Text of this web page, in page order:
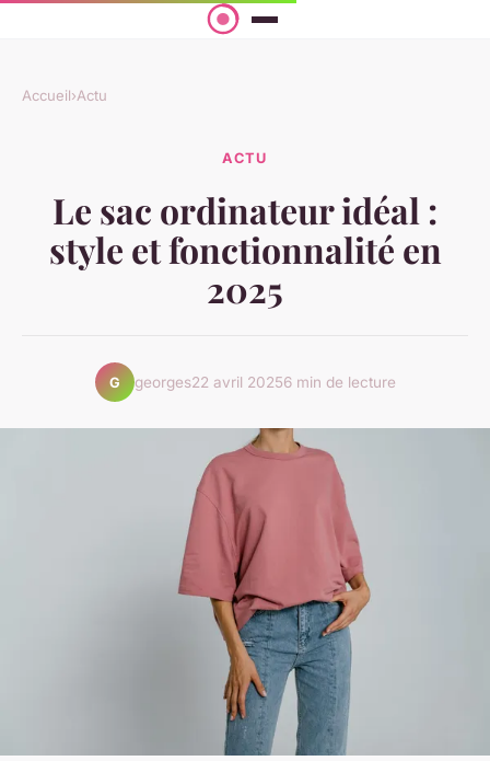
Accueil›Actu
ACTU
Le sac ordinateur idéal :
style et fonctionnalité en
2025
G georges22 avril 20256 min de lecture